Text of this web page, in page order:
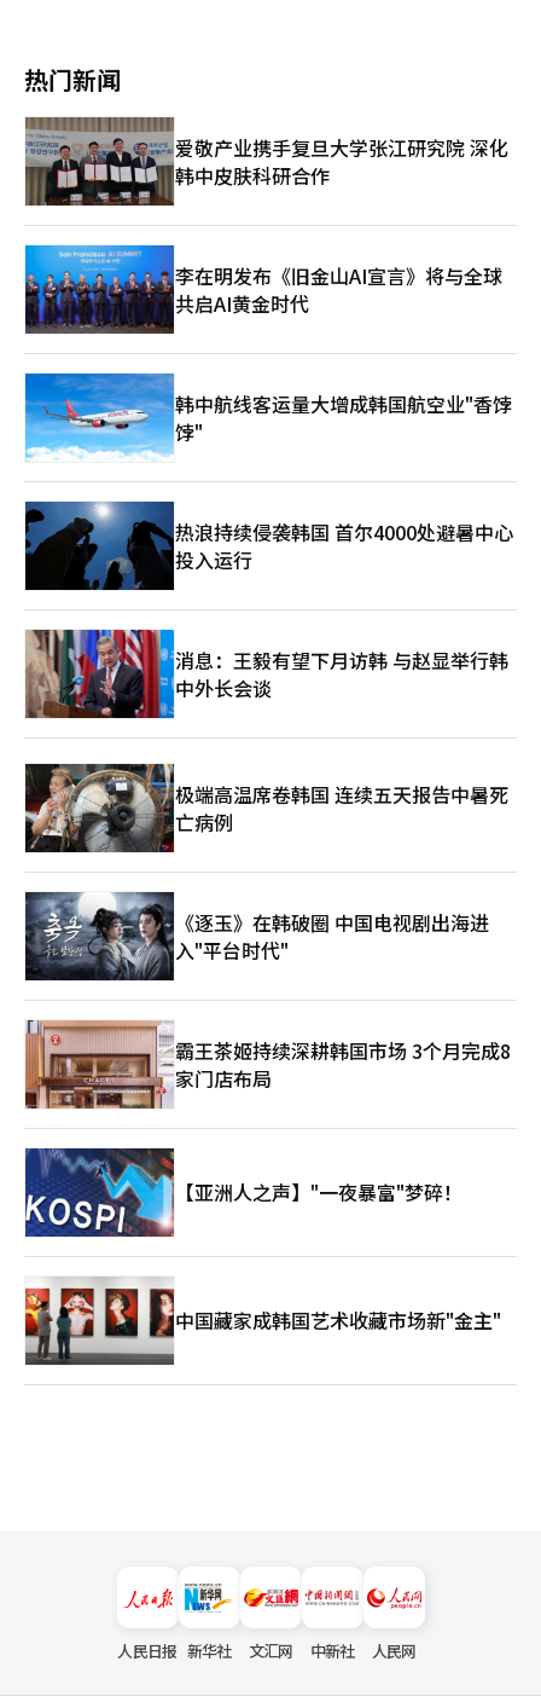
合作扩大的角度解释了阿联酋CEPA。阿联酋对韩国具有非常特殊
的意义。首先，阿联酋是能源安全的伙伴。韩国是一个高度依赖能
源进口的国家，中东局势动荡时，物价、工业生产、贸易平衡和汇
率都会受到压力。与阿联酋的合作不仅确保了原油和天然气的稳定
供应，还可以扩展到氢能、可再生能源、核电和碳减排领域。其
次，阿联酋是韩国国防产业在中东的基地。中东国家因伊朗的导
弹、无人机威胁、海上安全不安和城市防空需求，对国防现代化非
常关注。韩国可以基于性价比、交货期和技术可靠性扩大国防合
作。第三，阿联酋是韩国企业进入中东、非洲和南亚的跳板。通过
迪拜和阿布扎比，韩国企业可以连接沙特、卡塔尔、阿曼、科威
特、埃及、印度和东非。然而，韩国不应仅仅将阿联酋视为“良好
的市场”。阿联酋是机遇之地，同时也是风险的交汇点。一旦伊朗
合作的加强，伊朗可能会将韩国视为美国、以色列和海湾阵营的一
部分。因此，韩国的中东战略不应成为单方面倾斜的外交。应在与
阿联酋深化战略合作的同时，保持与伊朗的外交渠道。利用沙特与
阿联酋的竞争，但不应卷入任何一方的情绪。与以色列的技术合作
是必要的，但也不能忽视阿拉伯和伊斯兰世界的情感。韩国与阿联
酋未来的方向是明确的。首先，能源安全合作应从传统的原油进口
扩展到未来能源的共同战略。基于巴拉卡核电站的成功经验，合作
范围应扩大到核电运营、维护、人才培养、小型模块核电、氢能生
产、碳捕集和电网稳定等方面。阿联酋是能源生产国，而韩国则拥
有能源技术和工业制造能力。两国携手，将在中东的能源转型市场
的安全生态系统。阿联酋面临的威胁并非传统的坦克战，而是无人
机、导弹、海上无人系统、网络攻击和港口、炼油设施的恐怖袭
击。韩国在天宫、雷达、防空、舰艇、无人系统、网络安全和综合
指挥系统等方面有很大的合作空间。然而，韩国应谨慎使用看似攻
击性的军事同盟表述。应帮助阿联酋增强防御能力，但避免被视为
用CEPA进行的产业合作。仅仅看关税减免的效果是狭隘的。阿联
酋是中东的物流、金融、展览、认证和投资平台。韩国中小企业和
中型企业应通过阿联酋进入哈拉尔市场、阿拉伯语市场和非洲市
场，政府与民间应共同建立支持体系。K-内容、在线游戏、医疗、
教育、智慧城市、安全、食品、美容、医疗保健、建筑材料和环保
技术等领域，应将CEPA转变为实质性的出口平台。第四，应对阿
联酋OPEC退出后的能源市场波动做好准备。阿联酋在OPEC外获
得生产扩大的自由，短期内可能会带来供应增加的预期。然而，沙
特的竞争、伊朗战争风险、霍尔木兹不安和美国页岩油的竞争交织
在一起，可能会导致油价剧烈波动。韩国应加强与阿联酋的长期供
路线的协商。能源的价值在于安全，而非价格。虽然在价格低时购
买也很重要，但在危机时不被切断更为重要。第五，韩国外交应通
过阿联酋解读中东的新秩序。过去的中东以沙特为中心，伊朗为对
立面，美国进行管理。然而，现在的局势复杂得多。阿联酋在加强
独立路线，沙特通过愿景2030推动工业国家转型，卡塔尔利用调
解外交和天然气霸权，而伊朗在制裁下仍保持不对称的军事力量，
以色列则通过技术、信息和军事力量深入地区秩序。与此同时，中
国、印度、俄罗斯、欧洲和美国各自的利益也在介入。韩国应在这
一复杂的棋局中关注结构，而非情感。最终，阿联酋的今天展示了
中东的明天。与伊朗冲突但不切断关系。与沙特合作但不依赖。退
出OPEC但在能源市场中不消失。与美国合作但增强自主性。与以
色列合作但保持阿拉伯身份。与韩国扩大经济合作，但共同承受战
争风险。这就是阿联酋复杂的计算。韩国应冷静地解读这一计算。
将阿联酋视为战略伙伴是正确的。然而，战略伙伴关系并非单纯的
赞同关系，而是理解对方风险并在其中保护自身国家利益的关系。
弟国，但不愿意成为沙特的下属伙伴。阿联酋是韩国的战略伙伴，
但也不是一个可以随意进入的安全地带。正是在这种矛盾与平衡
中，中东的真相显现。真理在于看到复杂的结构，而正义在于理解
小国的生存计算，自由则在于不被他人牵引，自主规划自己的道
景之一是与周爱宝的时光。在尹奉吉义举后，白凡因躲避日本的追
共同生活。 作家写道：“在船上与老师共度夜晚，周爱宝陷入沉
思。她感受到这个话语不多、情感不外露的人的内心深处，隐藏着
一位越过大山的人的艰辛过去。表面上是干涸的日子，但在共同的
时光中，感受到同样的流动。” 这一场景将白凡从伟人降至人
伟大的人越是孤独。 另一个重要场景是关于“饭”的描述。“饭
是天赐的食物。由大地的力量和人类的汗水所制成的饭，像天一样
拯救生命。饭是顺理成章的，因此值得感恩。” 这句话展现了白
凡思想的核心。在伟大理念之前，人类的基本需求，喂养饥饿者的
责任，首先是人性。寻找国家的事业最终也应是拯救生命的事业。
因此，白凡并不是一个政治家，而是站在伦理的最前线的人。 为
了阻止南北分裂，他决定前往平壤。所有人都预料到失败，结果也
确实失败了。然而，他说：“如果我去北韩失败，就会留下失败的
记录，而这样的尝试如果不断发生，总会有人超越这个失败。”
这句话展现了当今政治所失去的尊严。首先考虑的不是成功的可能
性，而是该做的事情。不是利益，而是责任。白凡正是这样一位领
题”。他知道不见面就会引发战争，时间流逝仇恨会成为体制。因
此，他去了，明知会失败也要去。这就是白凡。 最终在京桥场。
1949年6月26日，白凡在首尔京桥场被陆军少尉安斗熙的子弹击
倒。在他梦寐以求的国家中心被杀，历史最残酷的讽刺。 小说并
没有夸大这一场景，而是以平静的笔调书写，因此更显可怕。“凶
手用枪夺走了生命（白凡），但打破的窗户外，聚集在一起痛哭的
村民的眼泪却无法被夺走。” 这一句话道出了所有。 枪可以杀
人，但无法杀死历史。 当时首尔人口为140万，其中124万人前来
吊唁。这不仅仅是数字，而是民心的见证。人民知道，谁是真正为
国家而活的人。 白凡在政治上失败了，未能阻止分裂，未能掌握
权力，最终被暗杀。然而，历史更长久地记住那些虽然失败但不妥
协的人，而非成功的政治家。 他虽然失败，却没有屈服。 他所说
的文化强国论在今天显得更加迫切。“我所希望的国家，唯一无尽
渴望的就是高尚文化的力量。” 白凡并不希望一个以强大军事力
量压迫他国的国家。他希望的是一个不压迫任何人，也不被任何人
压迫的有尊严的国家。在今天BTS和K文化影响全球的时代，我们
不是强大的国家，而是美丽的国家。这就是白凡的梦想。 现在剩
下的问题只有一个：我们该如何纪念白凡。建造纪念馆是必要的，
树立雕像也是必要的，但更重要的是让他的精神在今天的生活中活
着。 恢复政治为责任的伦理，而非权力的技术。重建经济为共同
体的尊严，而非贪婪的胜利。将教育还原为人性的训练，而非竞争
的工具。这才是真正的追悼。 东亚如今依然不安。朝鲜半岛的分
裂、美中霸权竞争、与日本的历史冲突、中东和乌克兰战争，世界
再次动荡于力量的秩序中。然而，白凡在问： 是用力量统治，还
是用文化共存？ 圣经说：“使人和睦的人有福了，因为他们必称
为神的儿子。” 白凡的生活是这句话的历史实践。他为和平而
战，为正义而承受孤独，为自由奉献了自己的生命。 因此，白凡
不是过去的人物，他仍然是未完的句子。 林顺满的《白凡躺在江
山上》在这未完的句子上，问我们今天该写些什么。我们将站在哪
一边？我们为了什么而活？我们能否在知道失败的情况下，仍然做
该做的事？ 白凡至今仍在静静地提问。江山仍在等待着他的答
案。
当地稳定生产和提升高附加值研发能力提供了支持。越南同样迫切
增长，但现在希望超越简单制造业，迈向高科技产业国家。韩国的
经济增长模式和世界顶级的半导体、电池、AI技术是越南理想的学
习对象。两国的利益在此完美契合。韩国借助越南的增长潜力，确
保新市场和稳定的供应链，而越南则以韩国的技术为基础，加快产
业结构升级，形成“双赢”局面。此次合作的核心是由韩国的官方
发展援助（ODA）设立的VKIST。VKIST作为两国技术合作的枢
纽，将建立与越南当地大学、研究所和产业园区的合作网络，推动
韩国先进技术和经验在越南的传播。论坛期间，在AI、太空、量子
等核心领域签署了10项合作协议，显示出合作已取得具体成果。副
总理裴景勋表示：“韩国和越南需要在牢固的信任关系基础上，建
立共同成长的科技战略伙伴关系。通过结合韩国的高科技实力和越
南的增长潜力，创造出引领未来的全球创新。”此次总体规划不仅
是简单的双边合作，更是两国在快速变化的世界经济秩序中共同生
存和繁荣的未来生存战略的核心支柱。※ 本报道经人工智能（AI）
系统翻译与编辑。
系作出积极贡献，韩国政府的五年施政规划重点强调共存与和谐，
这一点也令人印象深刻。相信韩国将基于李在明总统的领导力量，
为区域和世界和平作出贡献。 苏林还表示，越南在追求多边外交
政策和全方位的国际和平的过程中，一直珍视与韩国的关系，希望
两国加强战略互信，扩大务实合作。在相互关切和地区及国际问题
方面，我已做好与韩方对话和倾听的准备。
热门新闻
爱敬产业携手复旦大学张江研究院 深化
韩中皮肤科研合作
李在明发布《旧金山AI宣言》将与全球
共启AI黄金时代
韩中航线客运量大增成韩国航空业"香饽
饽"
热浪持续侵袭韩国 首尔4000处避暑中心
投入运行
消息：王毅有望下月访韩 与赵显举行韩
中外长会谈
极端高温席卷韩国 连续五天报告中暑死
亡病例
《逐玉》在韩破圈 中国电视剧出海进
入"平台时代"
霸王茶姬持续深耕韩国市场 3个月完成8
家门店布局
【亚洲人之声】"一夜暴富"梦碎！
中国藏家成韩国艺术收藏市场新"金主"
人民日报 新华社 文汇网 中新社 人民网